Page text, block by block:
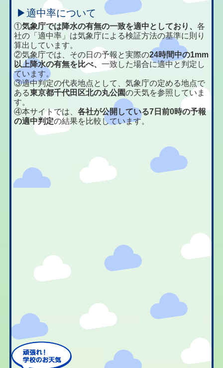
▶適中率について
①気象庁では降水の有無の一致を適中としており、各
社の「適中率」は気象庁による検証方法の基準に則り
算出しています。
②気象庁では、その日の予報と実際の24時間中の1mm
以上降水の有無を比べ、一致した場合に適中と判定し
ています。
③適中判定の代表地点として、気象庁の定める地点で
ある東京都千代田区北の丸公園の天気を参照していま
す。
④本サイトでは、各社が公開している7日前0時の予報
の適中判定の結果を比較しています。